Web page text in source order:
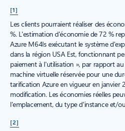
[1]
Les clients pourraient réaliser des
%. L'estimation d'économie de 72 %
Azure M64ls exécutant le système
dans la région USA Est, fonctionnant
paiement à l'utilisation », par rapport
machine virtuelle réservée pour une
tarification Azure en vigueur en janvier
modification. Les économies réelles
l'emplacement, du type d'instance et/
[2]